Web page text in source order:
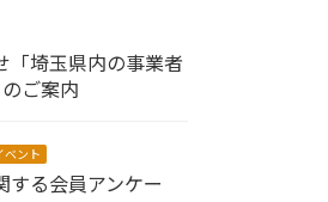
「埼玉県内の事業者
ご案内
ベント
する会員アンケー